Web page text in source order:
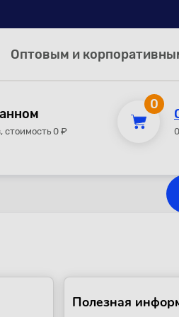
Оптовым и
стоимость 0 ₽
0
Полезная